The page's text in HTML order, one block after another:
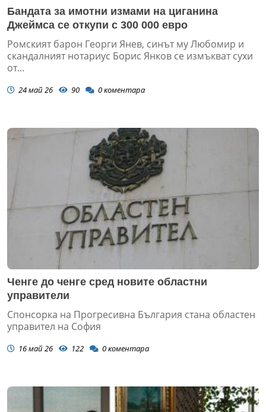
Бандата за имотни измами на циганина
Джеймса се откупи с 300 000 евро
Ромският барон Георги Янев, синът му Любомир и
скандалният нотариус Борис Янков се измъкват сухи
от...
24 май 26 90 0коментара
Ченге до ченге сред новите областни
управители
Спонсорка на Прогресивна България стана областен
управител на София
16 май 26 122 0коментара